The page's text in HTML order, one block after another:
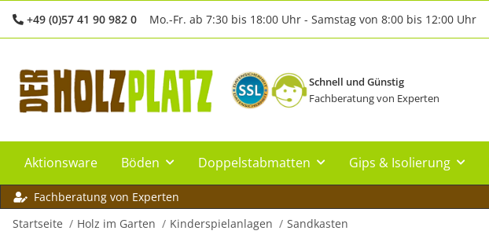
+49 (0)57 41 90 982 0 Mo.-Fr. ab 7:30 bis 18:00 Uhr - Samstag von 8:00 bis 12:00 Uhr
Schnell und Günstig
Fachberatung von Experten
Aktionsware Böden Doppelstabmatten Gips & Isolierung
Fachberatung von Experten
Startseite
Holz im Garten Kinderspielanlagen Sandkasten